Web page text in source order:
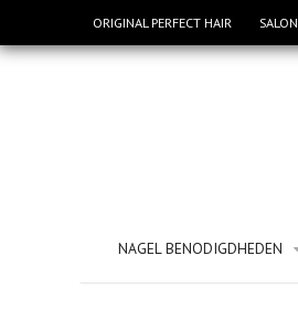
ORIGINAL PERFECT HAIR SALON
NAGEL BENODIGDHEDEN